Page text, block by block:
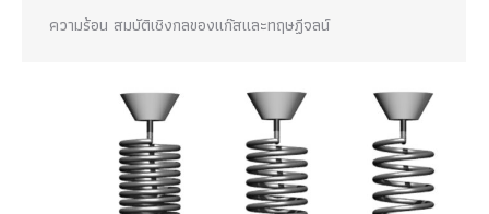
ความร้อน สมบัติเชิงกลของแก๊สและทฤษฏีจลน์